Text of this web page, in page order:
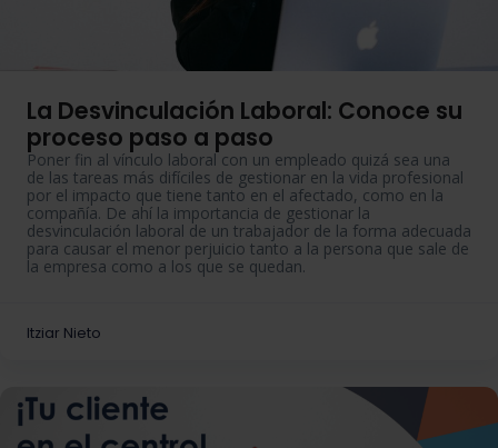
La Desvinculación Laboral: Conoce su
proceso paso a paso
Poner fin al vínculo laboral con un empleado quizá sea una
de las tareas más difíciles de gestionar en la vida profesional
por el impacto que tiene tanto en el afectado, como en la
compañía. De ahí la importancia de gestionar la
desvinculación laboral de un trabajador de la forma adecuada
para causar el menor perjuicio tanto a la persona que sale de
la empresa como a los que se quedan.
Itziar Nieto